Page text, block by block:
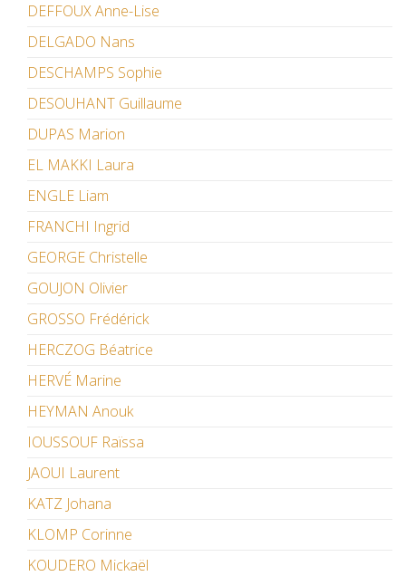
DEFFOUX Anne-Lise
DELGADO Nans
DESCHAMPS Sophie
DESOUHANT Guillaume
DUPAS Marion
EL MAKKI Laura
ENGLE Liam
FRANCHI Ingrid
GEORGE Christelle
GOUJON Olivier
GROSSO Frédérick
HERCZOG Béatrice
HERVÉ Marine
HEYMAN Anouk
IOUSSOUF Raïssa
JAOUI Laurent
KATZ Johana
KLOMP Corinne
KOUDERO Mickaël